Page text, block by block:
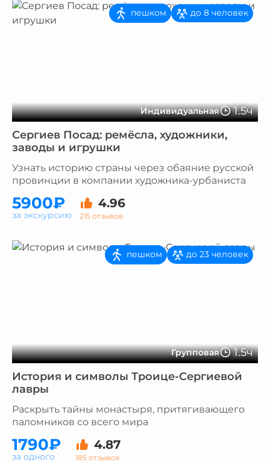
Индивидуальная 1.5ч
пешком до 8 человек
Сергиев Посад: ремёсла, художники,
заводы и игрушки
Узнать историю страны через обаяние русской
провинции в компании художника-урбаниста
5900₽ 4.96
215 отзывов
за экскурсию
Групповая 1.5ч
пешком до 23 человек
История и символы Троице-Сергиевой
лавры
Раскрыть тайны монастыря, притягивающего
паломников со всего мира
1790₽ 4.87
185 отзывов
за одного